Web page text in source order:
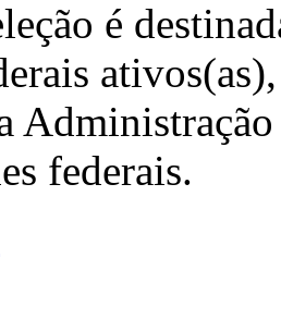
é
federais.